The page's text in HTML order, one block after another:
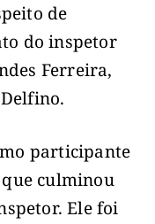
de
do inspetor
Ferreira,
participante
culminou
Ele foi